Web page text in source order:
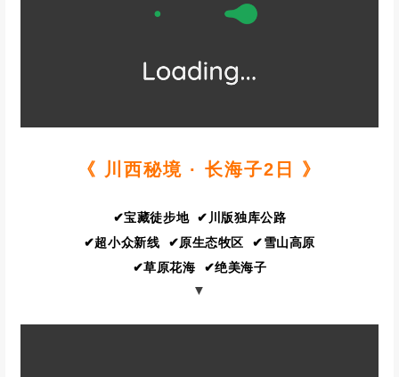
《 川西秘境 · 长海子2日 》
▼